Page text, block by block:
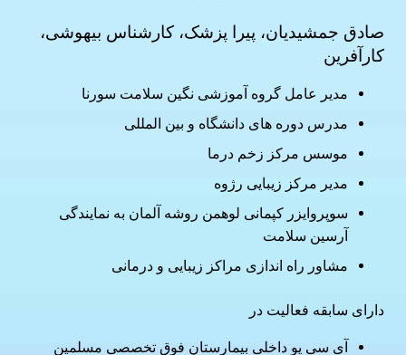
صادق جمشیدیان، پیرا پزشک، کارشناس بیهوشی،
کارآفرین
مدیر عامل گروه آموزشی نگین سلامت سورنا
مدرس دوره های دانشگاه و بین المللی
موسس مرکز زخم درما
مدیر مرکز زیبایی رژوه
سوپروایزر کپمانی لوهمن روشه آلمان به نمایندگی
آرسین سلامت
مشاور راه اندازی مراکز زیبایی و درمانی
دارای سابقه فعالیت در
آی سی یو داخلی بیمارستان فوق تخصصی مسلمین